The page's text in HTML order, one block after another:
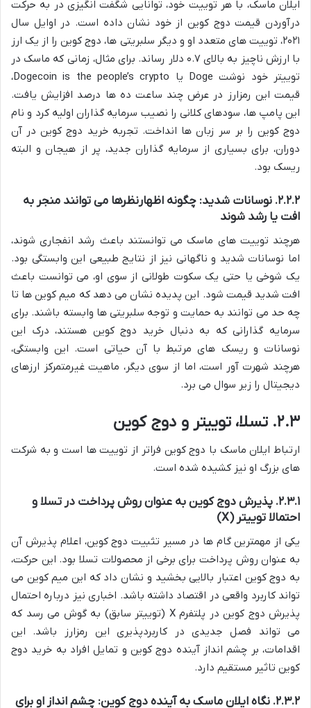
ایلان ماسک، با هر توییت خود، توانایی شگفت انگیزی در به حرکت
درآوردن قیمت دوج کوین از خود نشان داده است. در اوایل سال
۲۰۲۱، توییت های متعدد او و دیگر سلبریتی ها، دوج کوین را از یک ارز
با ارزش ناچیز به بالای ۰.۷ دلار رساند. برای مثال، زمانی که ماسک در
توییتر خود نوشت Doge یا Dogecoin is the people’s crypto،
قیمت این رمزارز در عرض چند ساعت ده ها درصد افزایش یافت.
این پامپ ها، سودهای کلانی را نصیب سرمایه گذاران اولیه کرد و نام
دوج کوین را بر سر زبان ها انداخت. تجربه خرید دوج کوین در آن
دوران، برای بسیاری از سرمایه گذاران جدید، پر از هیجان و البته
ریسک بود.
۲.۲.۲. نوسانات شدید: چگونه اظهارنظرها می توانند منجر به
افت یا رشد شوند
هرچند توییت های ماسک می توانستند باعث رشد انفجاری شوند،
اما نوسانات شدید و ناگهانی نیز از نتایج طبیعی این وابستگی بود.
یک شوخی یا حتی یک سکوت طولانی از سوی او، می توانست باعث
افت شدید قیمت شود. این پدیده نشان می دهد که میم کوین ها تا
چه حد می توانند به حمایت و توجه سلبریتی ها وابسته باشند. برای
سرمایه گذارانی که به دنبال خرید دوج کوین هستند، درک این
نوسانات و ریسک های مرتبط با آن حیاتی است. این وابستگی،
هرچند شهرت آور است، اما از سوی دیگر، ماهیت غیرمتمرکز ارزهای
دیجیتال را زیر سوال می برد.
۲.۳. تسلا، توییتر و دوج کوین
ارتباط ایلان ماسک با دوج کوین فراتر از توییت ها است و به شرکت
های بزرگ او نیز کشیده شده است.
۲.۳.۱. پذیرش دوج کوین به عنوان روش پرداخت در تسلا و
احتمالا توییتر (X)
یکی از مهمترین گام ها در مسیر تثبیت دوج کوین، اعلام پذیرش آن
به عنوان روش پرداخت برای برخی از محصولات تسلا بود. این حرکت،
به دوج کوین اعتبار بالایی بخشید و نشان داد که این میم کوین می
تواند کاربرد واقعی در اقتصاد داشته باشد. اخباری نیز درباره احتمال
پذیرش دوج کوین در پلتفرم X (توییتر سابق) به گوش می رسد که
می تواند فصل جدیدی در کاربردپذیری این رمزارز باشد. این
اقدامات، بر چشم انداز آینده دوج کوین و تمایل افراد به خرید دوج
کوین تاثیر مستقیم دارد.
۲.۳.۲. نگاه ایلان ماسک به آینده دوج کوین: چشم انداز او برای